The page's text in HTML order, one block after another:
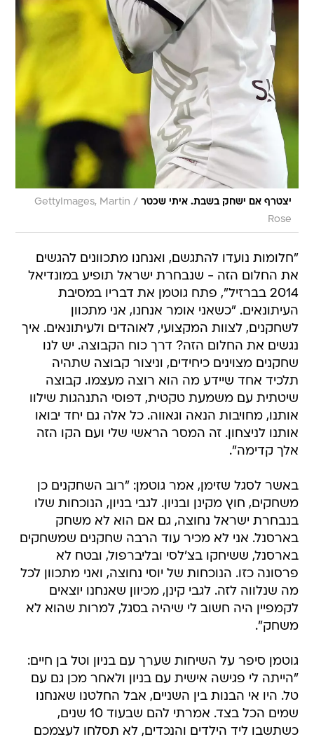
יצטרף אם ישחק בשבת. איתי שכטר /
GettyImages, Martin
Rose
"חלומות נועדו להתגשם, ואנחנו מתכוונים להגשים
את החלום הזה - שנבחרת ישראל תופיע במונדיאל
2014 בברזיל", פתח גוטמן את דבריו במסיבת
העיתונאים. "כשאני אומר אנחנו, אני מתכוון
לשחקנים, לצוות המקצועי, לאוהדים ולעיתונאים. איך
נגשים את החלום הזה? דרך כוח הקבוצה. יש לנו
שחקנים מצוינים כיחידים, וניצור קבוצה שתהיה
תלכיד אחד שיידע מה הוא רוצה מעצמו. קבוצה
שיטתית עם משמעת טקטית, דפוסי התנהגות שילוו
אותנו, מחויבות הנאה וגאווה. כל אלה גם יחד יבואו
אותנו לניצחון. זה המסר הראשי שלי ועם הקו הזה
אלך קדימה".
באשר לסגל שזימן, אמר גוטמן: "רוב השחקנים כן
משחקים, חוץ מקינן ובניון. לגבי בניון, הנוכחות שלו
בנבחרת ישראל נחוצה, גם אם הוא לא משחק
בארסנל. אני לא מכיר עוד הרבה שחקנים שמשחקים
בארסנל, ששיחקו בצ'לסי ובליברפול, ובטח לא
פרסונה כזו. הנוכחות של יוסי נחוצה, ואני מתכוון לכל
מה שנלווה לזה. לגבי קינן, מכיוון שאנחנו יוצאים
לקמפיין היה חשוב לי שיהיה בסגל, למרות שהוא לא
משחק".
גוטמן סיפר על השיחות שערך עם בניון וטל בן חיים:
"הייתה לי פגישה אישית עם בניון ולאחר מכן גם עם
טל. היו אי הבנות בין השניים, אבל החלטנו שאנחנו
שמים הכל בצד. אמרתי להם שבעוד 10 שנים,
כשתשבו ליד הילדים והנכדים, לא תסלחו לעצמכם